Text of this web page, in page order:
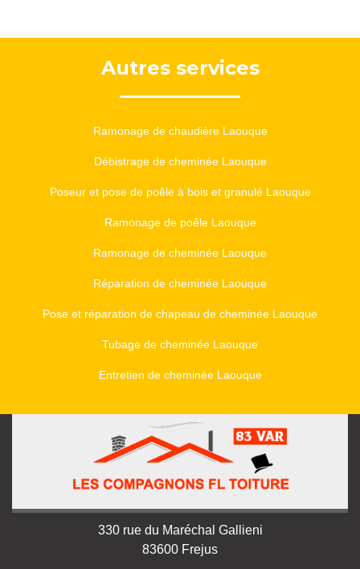
Autres services
Ramonage de chaudière Laouque
Débistrage de cheminée Laouque
Poseur et pose de poêle à bois et granulé Laouque
Ramonage de poêle Laouque
Ramonage de cheminée Laouque
Réparation de cheminée Laouque
Pose et réparation de chapeau de cheminée Laouque
Tubage de cheminée Laouque
Entretien de cheminée Laouque
330 rue du Maréchal Gallieni
83600 Frejus